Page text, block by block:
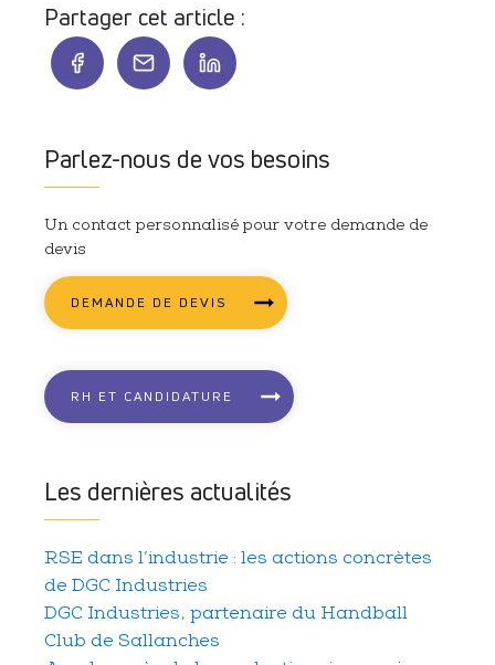
Partager cet article :
Parlez-nous de vos besoins
Un contact personnalisé pour votre demande de
devis
DEMANDE DE DEVIS
RH ET CANDIDATURE
Les dernières actualités
RSE dans l’industrie : les actions concrètes
de DGC Industries
DGC Industries, partenaire du Handball
Club de Sallanches